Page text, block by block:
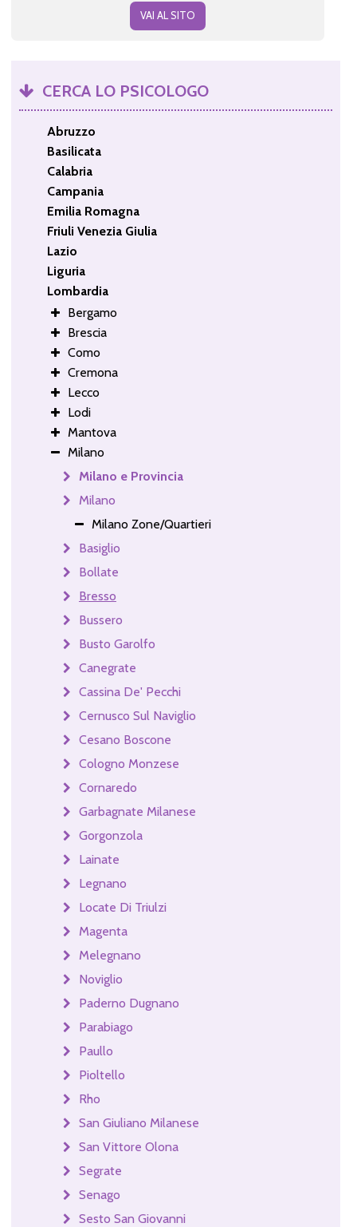
VAI AL SITO
CERCA LO PSICOLOGO
Abruzzo
Basilicata
Calabria
Campania
Emilia Romagna
Friuli Venezia Giulia
Lazio
Liguria
Lombardia
Bergamo
Brescia
Como
Cremona
Lecco
Lodi
Mantova
Milano
Milano e Provincia
Milano
Milano Zone/Quartieri
Basiglio
Bollate
Bresso
Bussero
Busto Garolfo
Canegrate
Cassina De' Pecchi
Cernusco Sul Naviglio
Cesano Boscone
Cologno Monzese
Cornaredo
Garbagnate Milanese
Gorgonzola
Lainate
Legnano
Locate Di Triulzi
Magenta
Melegnano
Noviglio
Paderno Dugnano
Parabiago
Paullo
Pioltello
Rho
San Giuliano Milanese
San Vittore Olona
Segrate
Senago
Sesto San Giovanni